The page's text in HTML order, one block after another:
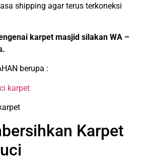
shipping agar terus terkoneksi
karpet masjid silakan WA –
berupa :
karpet
Karpet